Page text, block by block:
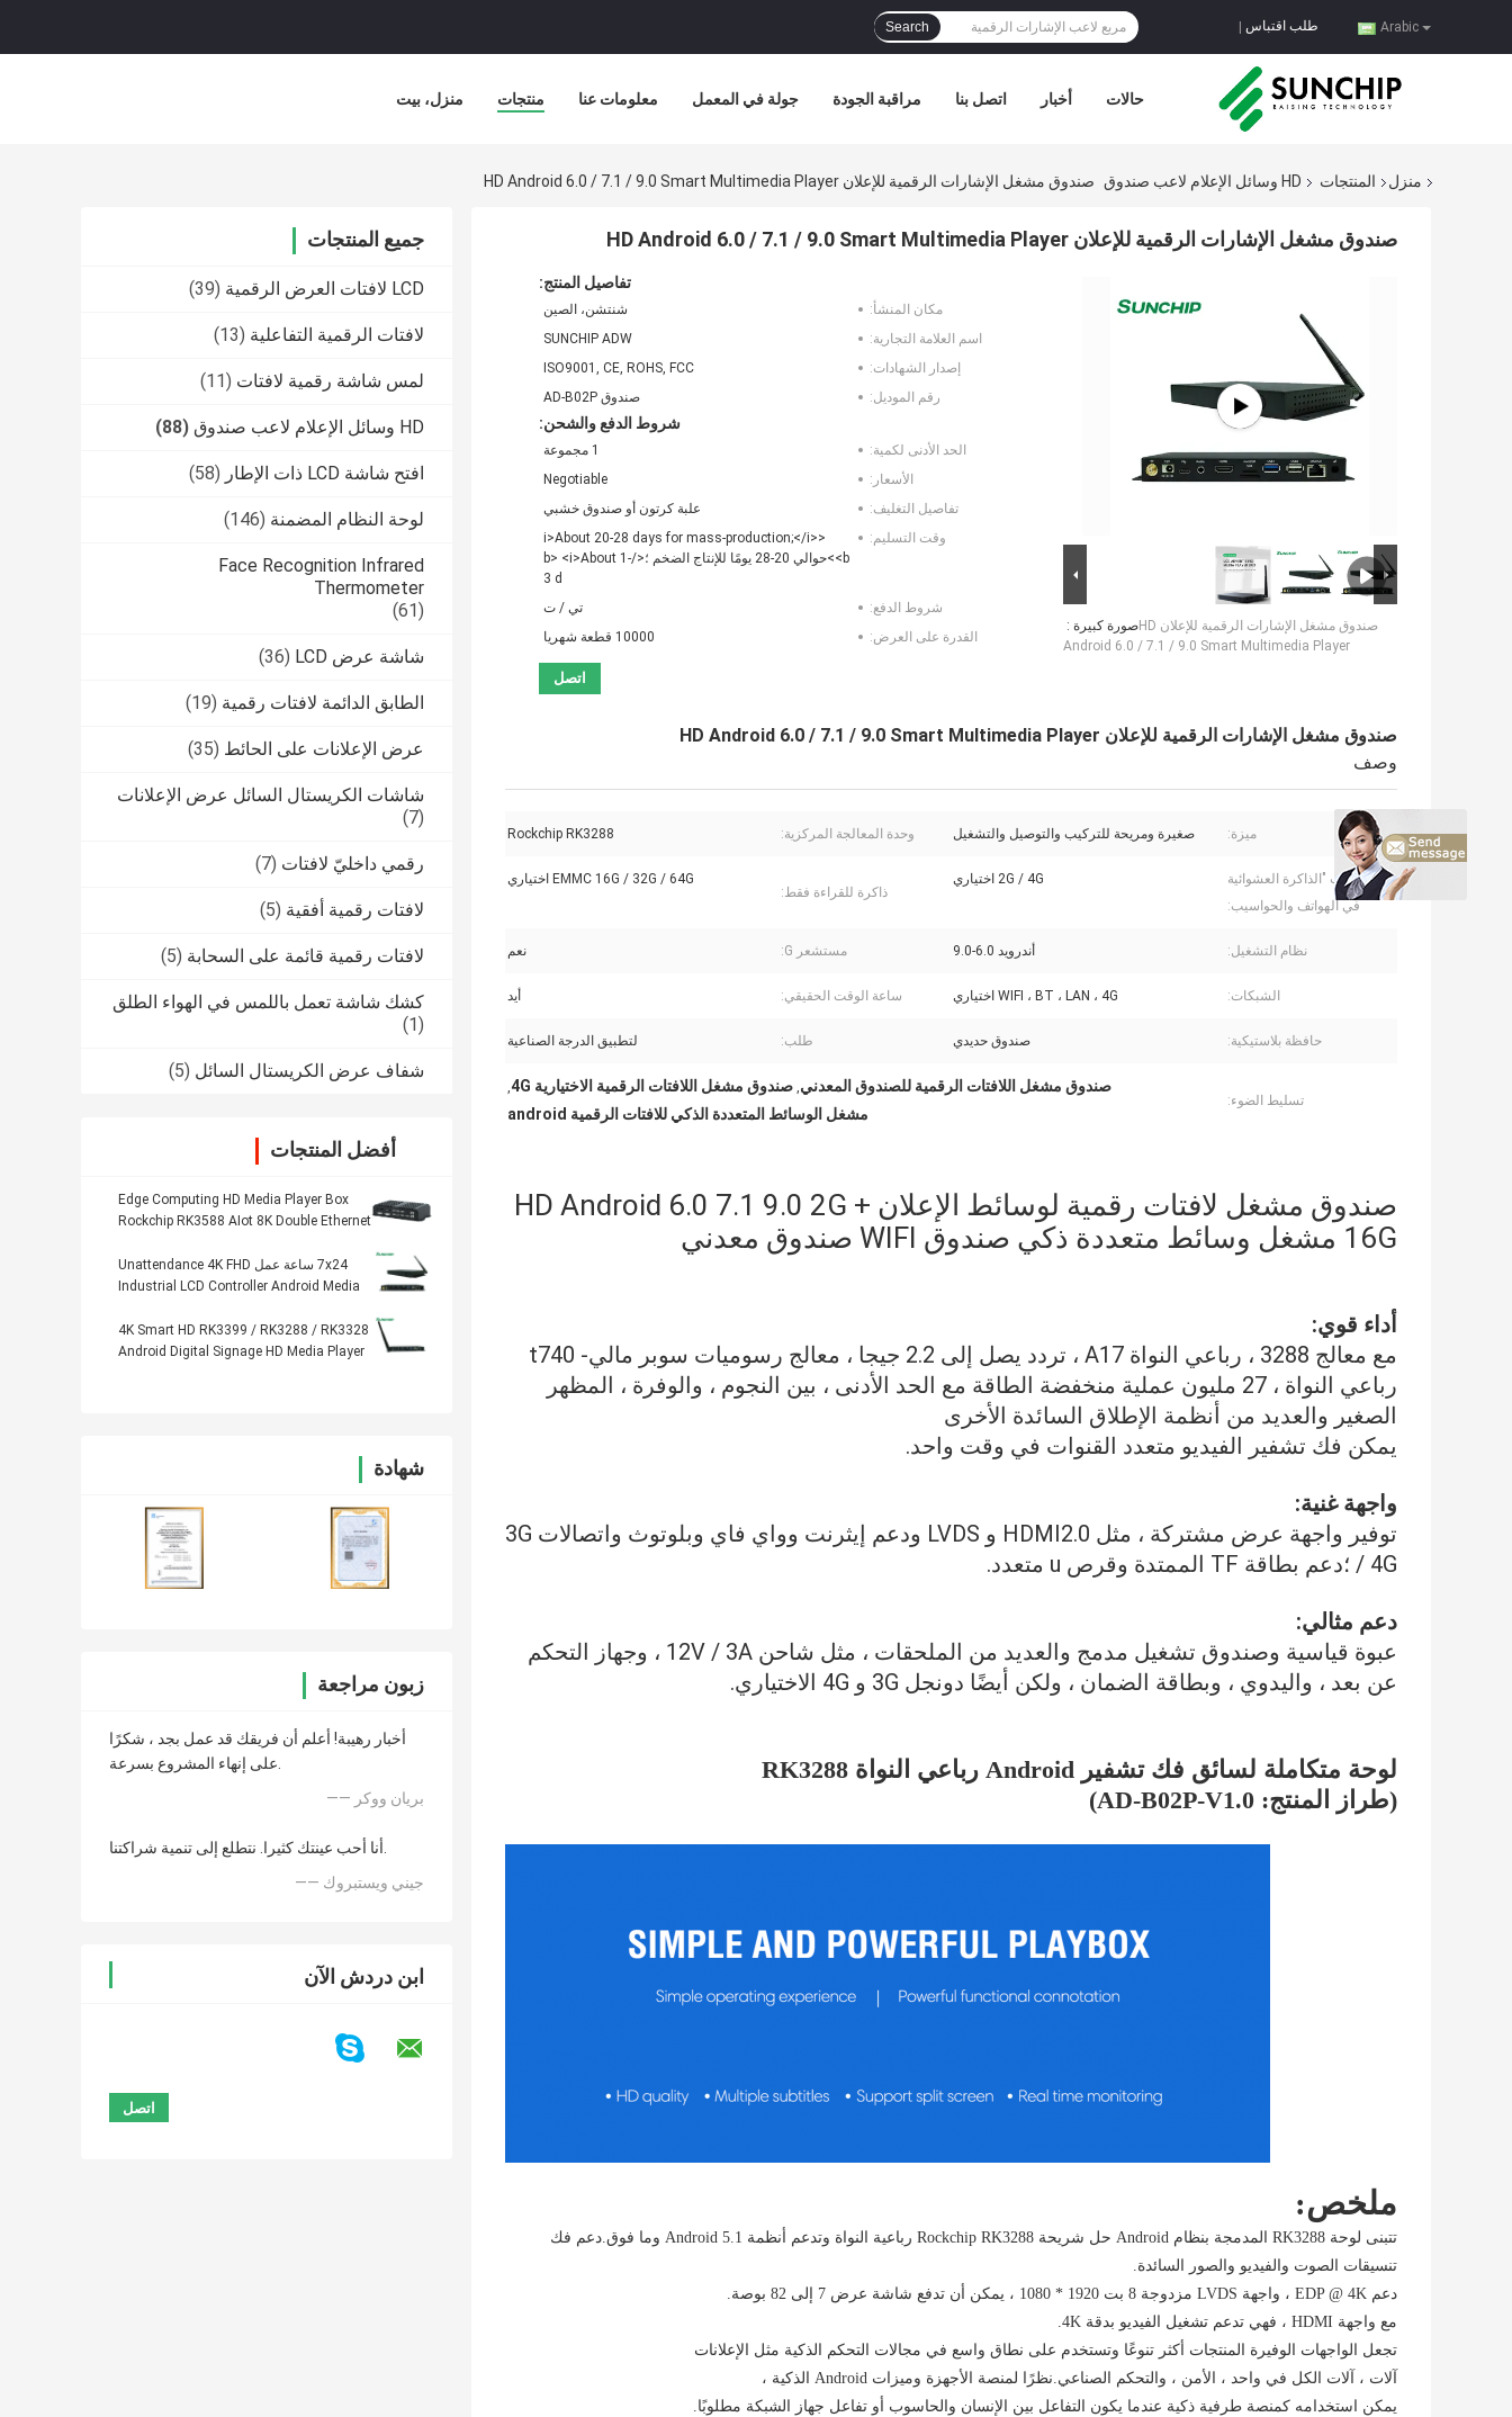
Arabic طلب اقتباس Search
منزل، بيت منتجات معلومات عنا جولة في المعمل مراقبة الجودة اتصل بنا أخبار حالات
منزل المنتجات HD وسائل الإعلام لاعب صندوق صندوق مشغل الإشارات الرقمية للإعلان HD Android 6.0 / 7.1 / 9.0 Smart Multimedia Player
جميع المنتجات
LCD لافتات العرض الرقمية (39)
لافتات الرقمية التفاعلية (13)
لمس شاشة رقمية لافتات (11)
HD وسائل الإعلام لاعب صندوق (88)
افتح شاشة LCD ذات الإطار (58)
لوحة النظام المضمنة (146)
Face Recognition Infrared
Thermometer
(61)
شاشة عرض LCD (36)
الطابق الدائمة لافتات رقمية (19)
عرض الإعلانات على الحائط (35)
شاشات الكريستال السائل عرض الإعلانات
(7)
رقمي داخليّ لافتات (7)
لافتات رقمية أفقية (5)
لافتات رقمية قائمة على السحابة (5)
كشك شاشة تعمل باللمس في الهواء الطلق
(1)
شفاف عرض الكريستال السائل (5)
أفضل المنتجات
Edge Computing HD Media Player Box
Rockchip RK3588 AIot 8K Double Ethernet
7x24 ساعة عمل Unattendance 4K FHD
Industrial LCD Controller Android Media
4K Smart HD RK3399 / RK3288 / RK3328
Android Digital Signage HD Media Player
شهادة
زبون مراجعة
أخبار رهيبة! أعلم أن فريقك قد عمل بجد ، شكرًا
على إنهاء المشروع بسرعة.
—— بريان ووكر
أنا أحب عينتك كثيرا. نتطلع إلى تنمية شراكتنا.
—— جيني ويستبروك
ابن دردش الآن
صندوق مشغل الإشارات الرقمية للإعلان HD Android 6.0 / 7.1 / 9.0 Smart Multimedia Player
صورة كبيرة :صندوق مشغل الإشارات الرقمية للإعلان HD
Android 6.0 / 7.1 / 9.0 Smart Multimedia Player
تفاصيل المنتج:
مكان المنشأ:
شنتشن، الصين
اسم العلامة التجارية:
SUNCHIP ADW
إصدار الشهادات:
ISO9001, CE, ROHS, FCC
رقم الموديل:
صندوق AD-B02P
شروط الدفع والشحن:
الحد الأدنى لكمية:
1 مجموعة
الأسعار:
Negotiable
تفاصيل التغليف:
علبة كرتون أو صندوق خشبي
وقت التسليم:
<i>About 20-28 days for mass-production;</i>
<b>حوالي 20-28 يومًا للإنتاج الضخم ؛</b> <i>About 1-
3 d
شروط الدفع:
تي / ت
القدرة على العرض:
10000 قطعة شهريا
اتصل
صندوق مشغل الإشارات الرقمية للإعلان HD Android 6.0 / 7.1 / 9.0 Smart Multimedia Player
وصف
ميزة: صغيرة ومريحة للتركيب والتوصيل والتشغيل وحدة المعالجة المركزية: Rockchip RK3288
الرامات "الذاكرة العشوائية
في الهواتف والحواسيب:
2G / 4G اختياري
ذاكرة للقراءة فقط:
EMMC 16G / 32G / 64G اختياري
نظام التشغيل: أندرويد 6.0-9.0 مستشعر G: نعم
الشبكات: WIFI ، BT ، LAN ، 4G اختياري ساعة الوقت الحقيقي: أيد
حافظة بلاستيكية: صندوق حديدي طلب: لتطبيق الدرجة الصناعية
تسليط الضوء:
صندوق مشغل اللافتات الرقمية للصندوق المعدني, صندوق مشغل اللافتات الرقمية الاختيارية 4G ,
مشغل الوسائط المتعددة الذكي للافتات الرقمية android
صندوق مشغل لافتات رقمية لوسائط الإعلان HD Android 6.0 7.1 9.0 2G +
16G مشغل وسائط متعددة ذكي صندوق WIFI صندوق معدني
أداء قوي:
مع معالج 3288 ، رباعي النواة A17 ، تردد يصل إلى 2.2 جيجا ، معالج رسوميات سوبر مالي- t740
رباعي النواة ، 27 مليون عملية منخفضة الطاقة مع الحد الأدنى ، بين النجوم ، والوفرة ، المظهر
الصغير والعديد من أنظمة الإطلاق السائدة الأخرى
يمكن فك تشفير الفيديو متعدد القنوات في وقت واحد.
واجهة غنية:
توفير واجهة عرض مشتركة ، مثل HDMI2.0 و LVDS ودعم إيثرنت وواي فاي وبلوتوث واتصالات 3G
/ 4G ؛دعم بطاقة TF الممتدة وقرص u متعدد.
دعم مثالي:
عبوة قياسية وصندوق تشغيل مدمج والعديد من الملحقات ، مثل شاحن 12V / 3A ، وجهاز التحكم
عن بعد ، واليدوي ، وبطاقة الضمان ، ولكن أيضًا دونجل 3G و 4G الاختياري.
لوحة متكاملة لسائق فك تشفير Android رباعي النواة RK3288
(طراز المنتج: AD-B02P-V1.0)
ملخص:
تتبنى لوحة RK3288 المدمجة بنظام Android حل شريحة Rockchip RK3288 رباعية النواة وتدعم أنظمة Android 5.1 وما فوق.دعم فك
تنسيقات الصوت والفيديو والصور السائدة.
دعم EDP @ 4K ، واجهة LVDS مزدوجة 8 بت 1920 * 1080 ، يمكن أن تدفع شاشة عرض 7 إلى 82 بوصة.
مع واجهة HDMI ، فهي تدعم تشغيل الفيديو بدقة 4K.
تجعل الواجهات الوفيرة المنتجات أكثر تنوعًا وتستخدم على نطاق واسع في مجالات التحكم الذكية مثل الإعلانات
آلات ، آلات الكل في واحد ، الأمن ، والتحكم الصناعي.نظرًا لمنصة الأجهزة وميزات Android الذكية ،
يمكن استخدامه كمنصة طرفية ذكية عندما يكون التفاعل بين الإنسان والحاسوب أو تفاعل جهاز الشبكة مطلوبًا.